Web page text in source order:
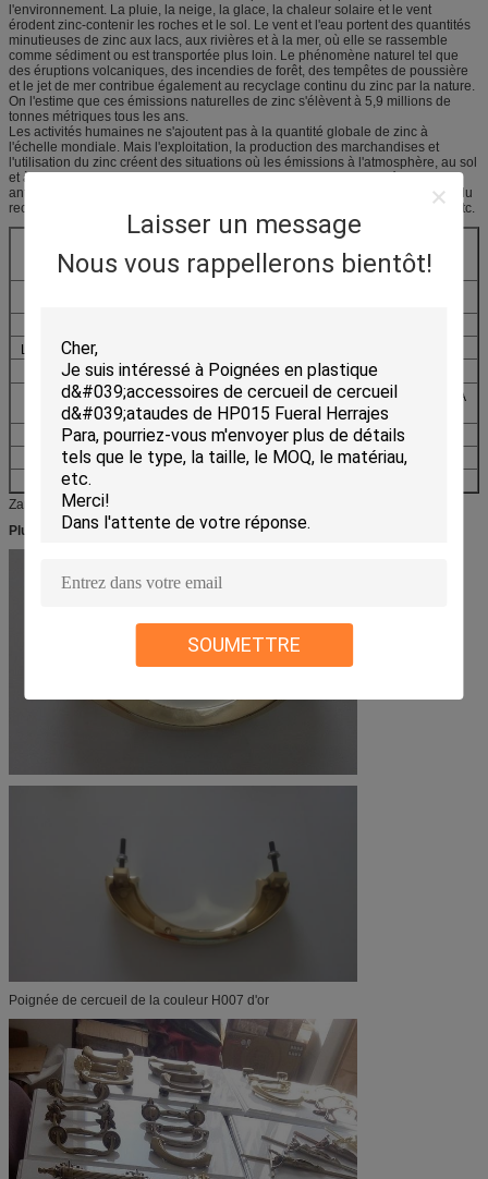
Laisser un message
Nous vous rappellerons bientôt!
SOUMETTRE
l'environnement. La pluie, la neige, la glace, la chaleur solaire et le vent
érodent zinc-contenir les roches et le sol. Le vent et l'eau portent des quantités
minutieuses de zinc aux lacs, aux rivières et à la mer, où elle se rassemble
comme sédiment ou est transportée plus loin. Le phénomène naturel tel que
des éruptions volcaniques, des incendies de forêt, des tempêtes de poussière
et le jet de mer contribue également au recyclage continu du zinc par la nature.
On l'estime que ces émissions naturelles de zinc s'élèvent à 5,9 millions de
tonnes métriques tous les ans.
Les activités humaines ne s'ajoutent pas à la quantité globale de zinc à
l'échelle mondiale. Mais l'exploitation, la production des marchandises et
l'utilisation du zinc créent des situations où les émissions à l'atmosphère, au sol
et à l'eau peuvent se produire. Celles-ci sont connues en tant qu'émissions
anthropogènes, on estime que qui sont une fraction de toutes les émissions du
recyclage naturel du zinc de l'érosion, jet de mer, les éruptions volcaniques etc.
Normes en alliage de zinc par pays
LES Etats-Unis
Le Japon
JIS H2201
JIS H5301
L'Australie
EN TANT QUE 1881 - SAA
H63
EN TANT QUE 1881 - SAA
H64
La Chine
Gigaoctet 8738-88
-
Le Canada
CSA HZ3
CSA HZ11
International
Zamak
Plus d'image :
Poignée de cercueil de la couleur H007 d'or